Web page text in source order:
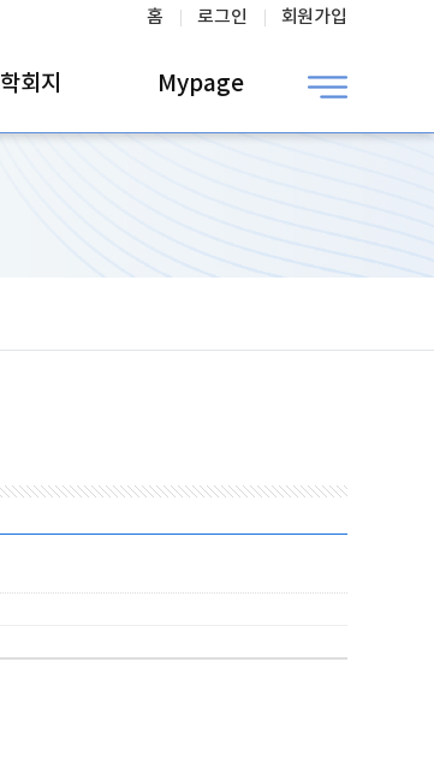
홈 로그인 회원가입
학회지 Mypage